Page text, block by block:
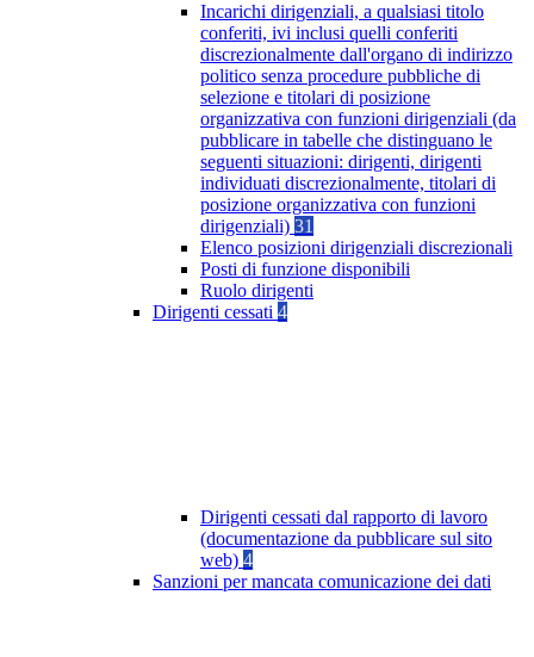
Incarichi dirigenziali, a qualsiasi titolo
conferiti, ivi inclusi quelli conferiti
discrezionalmente dall'organo di indirizzo
politico senza procedure pubbliche di
selezione e titolari di posizione
organizzativa con funzioni dirigenziali (da
pubblicare in tabelle che distinguano le
seguenti situazioni: dirigenti, dirigenti
individuati discrezionalmente, titolari di
posizione organizzativa con funzioni
dirigenziali) 31
Elenco posizioni dirigenziali discrezionali
Posti di funzione disponibili
Ruolo dirigenti
Dirigenti cessati 4
Dirigenti cessati dal rapporto di lavoro
(documentazione da pubblicare sul sito
web) 4
Sanzioni per mancata comunicazione dei dati